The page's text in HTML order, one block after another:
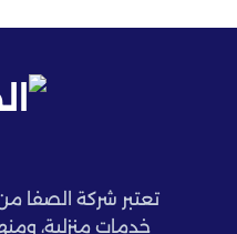
تعتبر شركة الصفا
خدمات منزلية،